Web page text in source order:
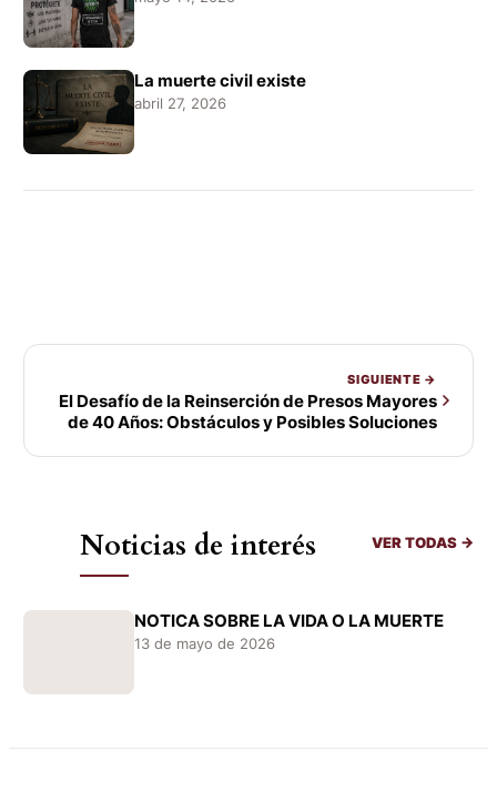
La muerte civil existe
abril 27, 2026
SIGUIENTE →
El Desafío de la Reinserción de Presos Mayores
de 40 Años: Obstáculos y Posibles Soluciones
Noticias de interés VER TODAS →
NOTICA SOBRE LA VIDA O LA MUERTE
13 de mayo de 2026